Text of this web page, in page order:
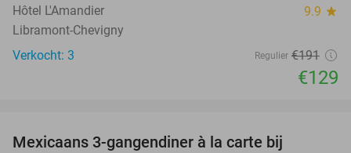
Hôtel L'Amandier 9.9 star
Libramont-Chevigny
Verkocht: 3
Regulier €191
€129
Mexicaans 3-gangendiner à la carte bij